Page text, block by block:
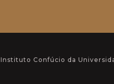
Instituto Confúcio da